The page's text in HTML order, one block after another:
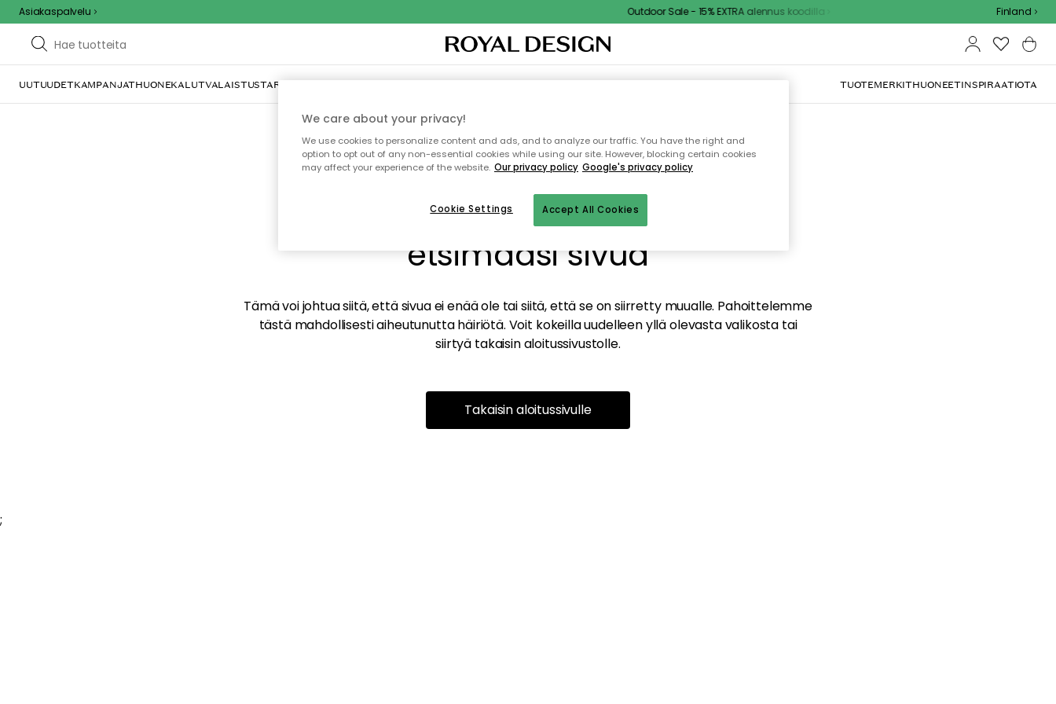
Asiakaspalvelu Outdoor Sale - 15% EXTRA alennus koodilla Finland
UUTUUDETKAMPANJATHUONEKALUTVALAISTUSTARJOILU JA KATTAUSSISUSTUSTEKSTIILIT & MATOTKEITTIÖSÄILYTYSULKOKALUSTEET TUOTEMERKITHUONEETINSPIRAATIOTA
Emme valitettavasti löydä
etsimääsi sivua
Tämä voi johtua siitä, että sivua ei enää ole tai siitä, että se on siirretty muualle. Pahoittelemme
tästä mahdollisesti aiheutunutta häiriötä. Voit kokeilla uudelleen yllä olevasta valikosta tai
siirtyä takaisin aloitussivustolle.
Takaisin aloitussivulle
;
We care about your privacy!
We use cookies to personalize content and ads, and to analyze our traffic. You have the right and
option to opt out of any non-essential cookies while using our site. However, blocking certain cookies
may affect your experience of the website. Our privacy policy Google's privacy policy
Accept All Cookies
Cookie Settings